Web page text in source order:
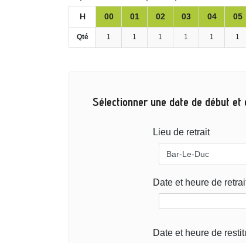
H 00 01 02 03 04 05
Qté 1 1 1 1 1 1
Sélectionner une date de début et
Lieu de retrait
Date et heure de
Date et heure de